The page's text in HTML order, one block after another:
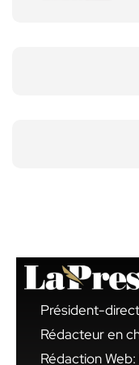
Président-
Rédacteur en
Rédaction